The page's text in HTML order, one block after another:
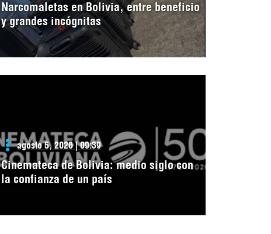
Narcomaletas en Bolivia, entre beneficio
y grandes incógnitas
agosto 5, 2026 | 09:39
Cinemateca de Bolivia: medio siglo con
la confianza de un país